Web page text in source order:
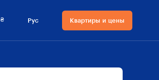
₴
Валюта на сайте
Рус
Язык сайта
Квартиры и цены